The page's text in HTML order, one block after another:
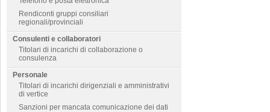
Rendiconti gruppi consiliari
regionali/provinciali
Consulenti e collaboratori
Titolari di incarichi di collaborazione o
consulenza
Personale
Titolari di incarichi dirigenziali e amministrativi
di vertice
Sanzioni per mancata comunicazione dei dati